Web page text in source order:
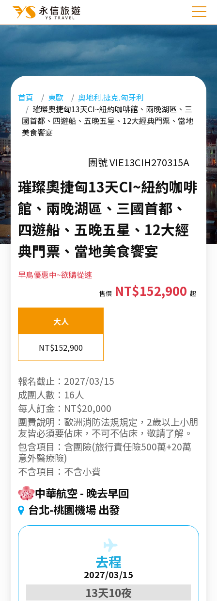
首頁 東歐
奧地利.捷克.匈牙利
璀璨奧捷匈13天CI~紐約咖啡館、兩晚湖區、三
國首都、四遊船、五晚五星、12大經典門票、當地
美食饗宴
團號 VIE13CIH270315A
璀璨奧捷匈13天CI~紐約咖啡
館、兩晚湖區、三國首都、
四遊船、五晚五星、12大經
典門票、當地美食饗宴
早鳥優惠中~欲購從速
售價NT$152,900 起
大人
NT$152,900
報名截止：2027/03/15
成團人數：16人
每人訂金：NT$20,000
團費說明：歐洲消防法規規定，2歲以上小朋
友皆必須要佔床，不可不佔床，敬請了解。
包含項目：含團險(旅行責任險500萬+20萬
意外醫療險)
不含項目：不含小費
中華航空 晚去早回
台北-桃園機場 出發
去程
2027/03/15
13天10夜